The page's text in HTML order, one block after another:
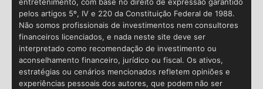
pelos artigos 5º, IV e 220 da Constituição Federal de 1988.
Não somos profissionais de investimentos nem consultores
financeiros licenciados, e nada neste site deve ser
interpretado como recomendação de investimento ou
aconselhamento financeiro, jurídico ou fiscal. Os ativos,
estratégias ou cenários mencionados refletem opiniões e
experiências pessoais dos autores, que podem não ser